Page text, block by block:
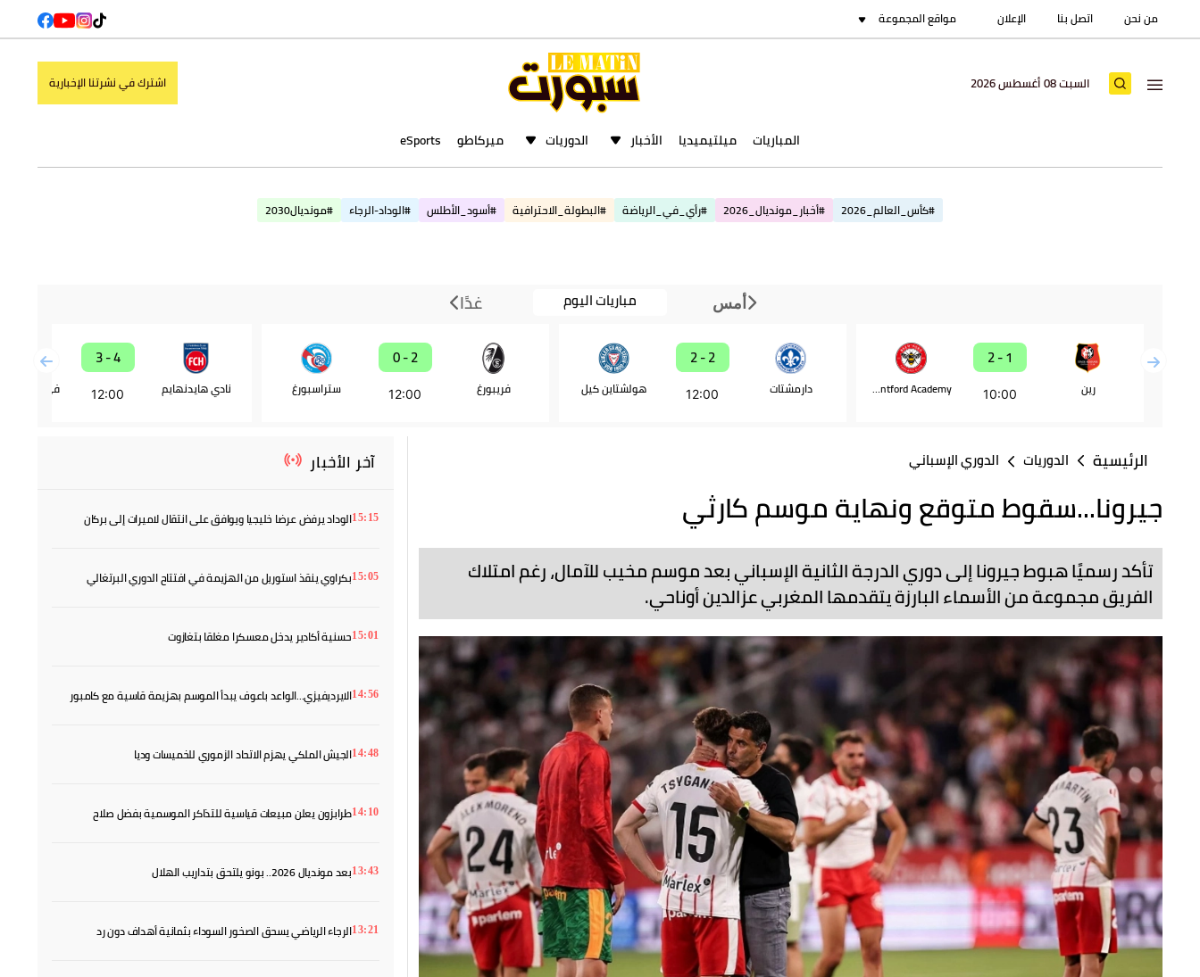
من نحن اتصل بنا الإعلان مواقع المجموعة
السبت 08 أغسطس 2026 اشترك في نشرتنا الإخبارية
المباريات ميلتيميديا الأخبار الدوريات ميركاطو eSports
#كأس_العالم_2026 #أخبار_مونديال_2026 #رأي_في_الرياضة #البطولة_الاحترافية #أسود_الأطلس #الوداد-الرجاء #مونديال2030
أمس مباريات اليوم غدًا
رين
1 - 2
10:00
Brentford Academy دارمشتات
2 - 2
12:00 هولشتاين كيل فريبورغ
2 - 0
12:00 ستراسبورغ نادي هايدنهايم
4 - 3
12:00
الرئيسية الدوريات الدوري الإسباني
جيرونا...سقوط متوقع ونهاية موسم كارثي
تأكد رسميًا هبوط جيرونا إلى دوري الدرجة الثانية الإسباني بعد موسم مخيب للآمال، رغم امتلاك
الفريق مجموعة من الأسماء البارزة يتقدمها المغربي عزالدين أوناحي.
آخر الأخبار
15:15الوداد يرفض عرضا خليجيا ويوافق على انتقال لاميرات إلى بركان
15:05بكراوي ينقذ استوريل من الهزيمة في افتتاح الدوري البرتغالي
15:01حسنية أكادير يدخل معسكرا مغلقا بتغازوت
14:56الايرديفيزي...الواعد باعوف يبدأ الموسم بهزيمة قاسية مع كامبور
14:48الجيش الملكي يهزم الاتحاد الزموري للخميسات وديا
14:10طرابزون يعلن مبيعات قياسية للتذاكر الموسمية بفضل صلاح
13:43بعد مونديال 2026.. بونو يلتحق بتداريب الهلال
13:21الرجاء الرياضي يسحق الصخور السوداء بثمانية أهداف دون رد